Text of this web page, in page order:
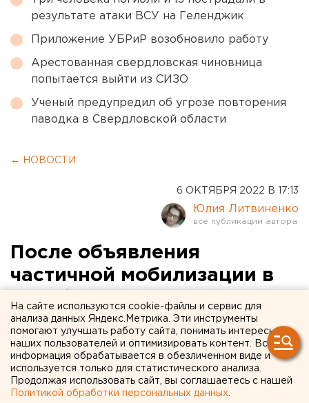
результате атаки ВСУ на Геленджик
Приложение УБРиР возобновило работу
Арестованная свердловская чиновница
попытается выйти из СИЗО
Ученый предупредил об угрозе повторения
паводка в Свердловской области
← НОВОСТИ
6 ОКТЯБРЯ 2022 В 17:13
Юлия Литвиненко
После объявления
частичной мобилизации в
челябинских ТРЦ упал
трафик
На сайте используются cookie-файлы и сервис для
анализа данных Яндекс.Метрика. Эти инструменты
помогают улучшать работу сайта, понимать интересы
наших пользователей и оптимизировать контент. Вся
информация обрабатывается в обезличенном виде и
используется только для статистического анализа.
Продолжая использовать сайт, вы соглашаетесь с нашей
Политикой обработки персональных данных